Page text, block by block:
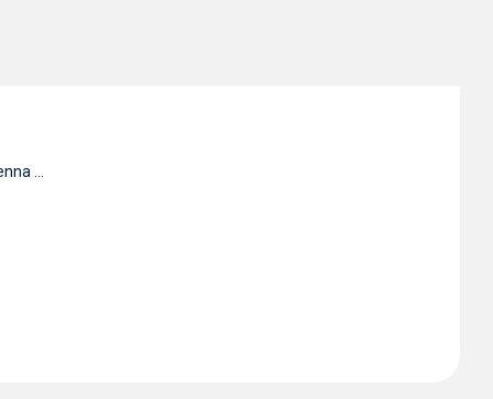
...